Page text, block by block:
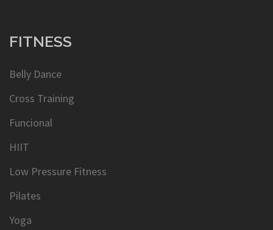
FITNESS
Belly Dance
Cross Training
Funcional
HIIT
Low Pressure Fitness
Pilates
Yoga